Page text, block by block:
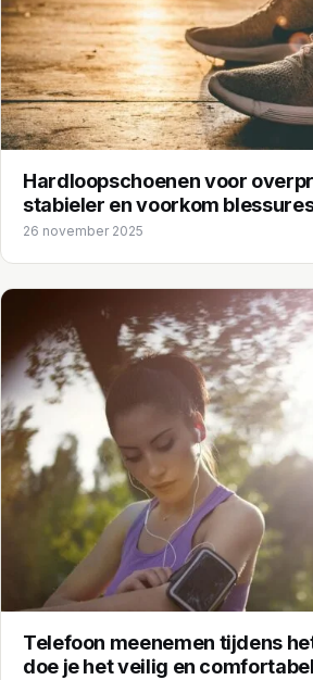
Hardloopschoenen voor
stabieler en voorkom
26 november 2025
Telefoon meenemen tijdens
doe je het veilig en comfortabel